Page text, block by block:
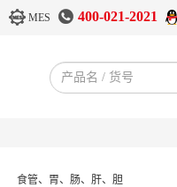
MES 400-021-2021
食管、胃、肠、肝、胆